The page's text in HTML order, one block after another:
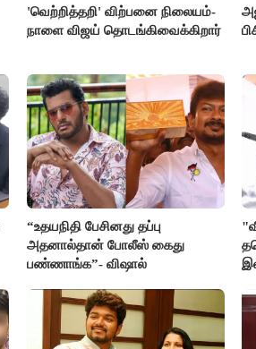
'வெற்றித்தறி' விற்பனை நிலையம்-
நாளை விஜய் தொடங்கிவைக்கிறார்
“உதயநிதி பேசினது தப்பு
அதனால்தான் போலீஸ் கைது
பண்ணாங்க”- விஷால்